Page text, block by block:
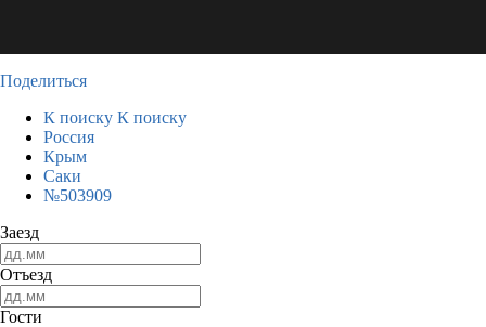
Поделиться
К поиску К поиску
Россия
Крым
Саки
№503909
Заезд
Отъезд
Гости